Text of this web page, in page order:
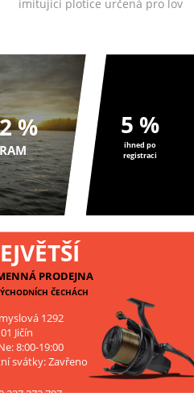
imitující plotice určená pro lov
% 5 %
ihned po
registraci
PRODEJNA
ČECHÁCH
1292
Jičín
8:00-19:00
svátky: Zavřeno
227 272 797